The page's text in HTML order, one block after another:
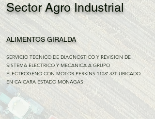
Sector Agro Industrial
ALIMENTOS GIRALDA
SERVICIO TECNICO DE DIAGNOSTICO Y REVISION DE
SISTEMA ELECTRICO Y MECANICA A GRUPO
ELECTROGENO CON MOTOR PERKINS 1103ª 33T UBICADO
EN CAICARA ESTADO MONAGAS.